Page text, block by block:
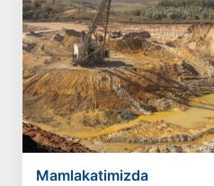
Mamlakatimizda